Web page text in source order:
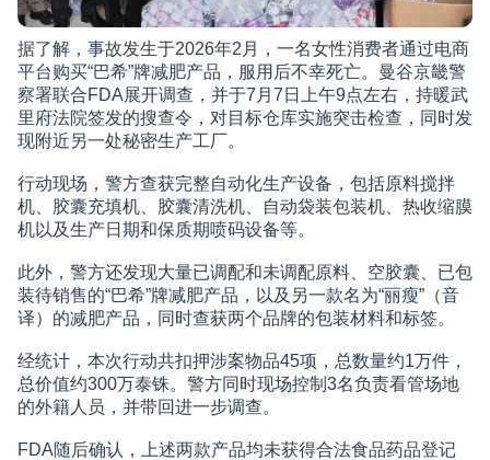
据了解，事故发生于2026年2月，一名女性消费者通过电商
平台购买“巴希”牌减肥产品，服用后不幸死亡。曼谷京畿警
察署联合FDA展开调查，并于7月7日上午9点左右，持暖武
里府法院签发的搜查令，对目标仓库实施突击检查，同时发
现附近另一处秘密生产工厂。
行动现场，警方查获完整自动化生产设备，包括原料搅拌
机、胶囊充填机、胶囊清洗机、自动袋装包装机、热收缩膜
机以及生产日期和保质期喷码设备等。
此外，警方还发现大量已调配和未调配原料、空胶囊、已包
装待销售的“巴希”牌减肥产品，以及另一款名为“丽瘦”（音
译）的减肥产品，同时查获两个品牌的包装材料和标签。
经统计，本次行动共扣押涉案物品45项，总数量约1万件，
总价值约300万泰铢。警方同时现场控制3名负责看管场地
的外籍人员，并带回进一步调查。
FDA随后确认，上述两款产品均未获得合法食品药品登记